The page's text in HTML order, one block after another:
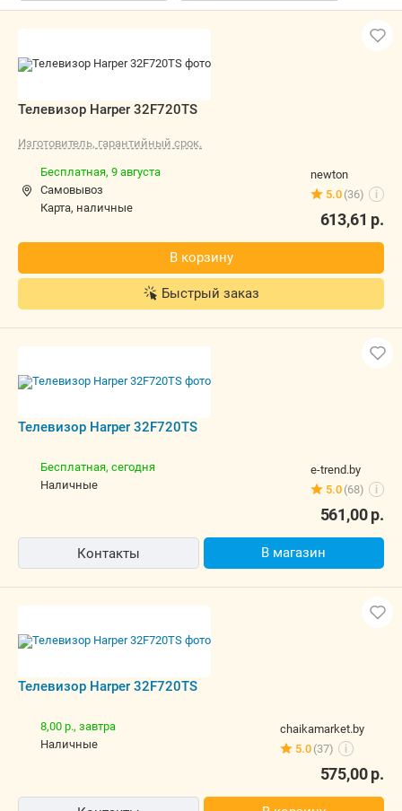
Телевизор Harper 32F720TS
Изготовитель, гарантийный срок.
newton
5.0 (36) i
Бесплатная, 9 августа
Самовывоз
карта, наличные
613,61 р.
В корзину
Быстрый заказ
Телевизор Harper 32F720TS
e-trend.by
5.0 (68) i
Бесплатная, сегодня
наличные
561,00р.
Контакты В магазин
Телевизор Harper 32F720TS
5.0
575,00